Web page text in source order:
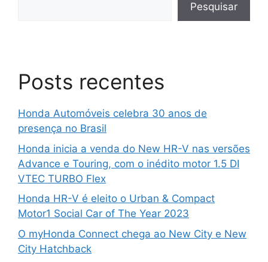
Pesquisar
Posts recentes
Honda Automóveis celebra 30 anos de
presença no Brasil
Honda inicia a venda do New HR-V nas versões
Advance e Touring, com o inédito motor 1.5 DI
VTEC TURBO Flex
Honda HR-V é eleito o Urban & Compact
Motor1 Social Car of The Year 2023
O myHonda Connect chega ao New City e New
City Hatchback